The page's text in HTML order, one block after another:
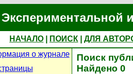
НАЧАЛО ПОИСК ДЛЯ
о журнале
Поиск
Найдено 0